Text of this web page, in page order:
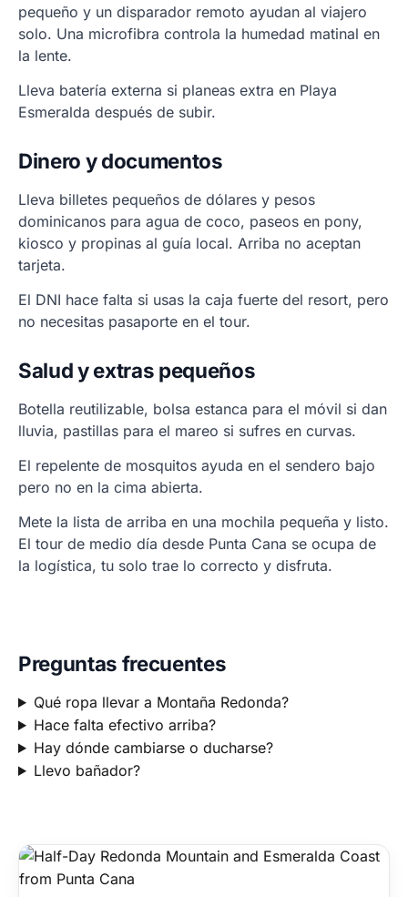
pequeño y un disparador remoto ayudan al viajero
solo. Una microfibra controla la humedad matinal en
la lente.
Lleva batería externa si planeas extra en Playa
Esmeralda después de subir.
Dinero y documentos
Lleva billetes pequeños de dólares y pesos
dominicanos para agua de coco, paseos en pony,
kiosco y propinas al guía local. Arriba no aceptan
tarjeta.
El DNI hace falta si usas la caja fuerte del resort, pero
no necesitas pasaporte en el tour.
Salud y extras pequeños
Botella reutilizable, bolsa estanca para el móvil si dan
lluvia, pastillas para el mareo si sufres en curvas.
El repelente de mosquitos ayuda en el sendero bajo
pero no en la cima abierta.
Mete la lista de arriba en una mochila pequeña y listo.
El tour de medio día desde Punta Cana se ocupa de
la logística, tu solo trae lo correcto y disfruta.
Preguntas frecuentes
Qué ropa llevar a Montaña Redonda?
Hace falta efectivo arriba?
Hay dónde cambiarse o ducharse?
Llevo bañador?